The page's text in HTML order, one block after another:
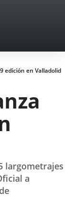
edición en Valladolid
largometrajes
a